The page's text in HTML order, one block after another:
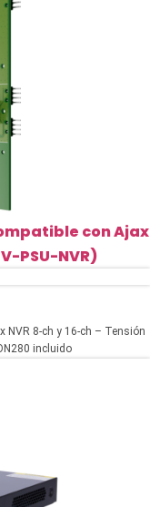
con Ajax
PSU-NVR)
NVR 8-ch y 16-ch – Tensión
incluido